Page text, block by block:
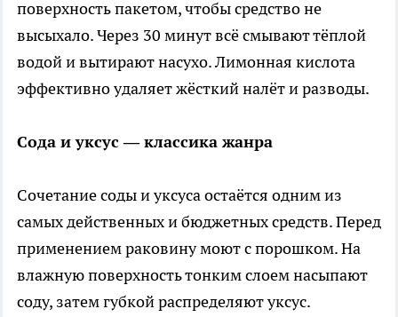
поверхность пакетом, чтобы средство не
высыхало. Через 30 минут всё смывают тёплой
водой и вытирают насухо. Лимонная кислота
эффективно удаляет жёсткий налёт и разводы.
Сода и уксус — классика жанра
Сочетание соды и уксуса остаётся одним из
самых действенных и бюджетных средств. Перед
применением раковину моют с порошком. На
влажную поверхность тонким слоем насыпают
соду, затем губкой распределяют уксус.